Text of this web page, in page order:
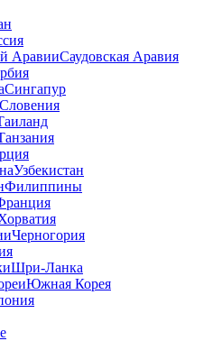
Саудовская Аравия
Сингапур
Словения
Узбекистан
Филиппины
Черногория
Шри-Ланка
Южная Корея